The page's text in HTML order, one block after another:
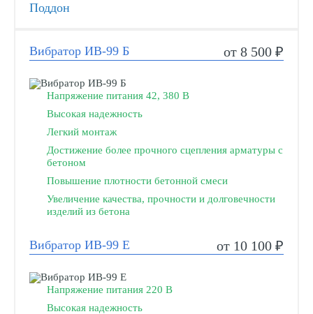
Поддон
Вибратор ИВ-99 Б от 8 500 ₽
Напряжение питания 42, 380 В
Высокая надежность
Легкий монтаж
Достижение более прочного сцепления арматуры с
бетоном
Повышение плотности бетонной смеси
Увеличение качества, прочности и долговечности
изделий из бетона
Вибратор ИВ-99 Е от 10 100 ₽
Напряжение питания 220 В
Высокая надежность